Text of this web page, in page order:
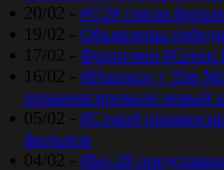
20/02 - #U2# сняли
19/02 - Объявлены
17/02 - Фронтмен #Green
16/02 - #Florence + The
проанонсировали новый
05/02 - #Слэш#
фильмов
04/02 - #Би-2#